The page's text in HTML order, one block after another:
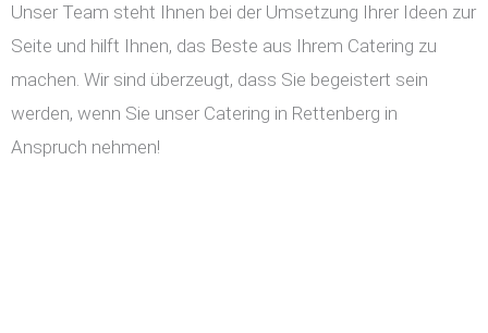
Unser Team steht Ihnen bei der Umsetzung Ihrer Ideen zur
Seite und hilft Ihnen, das Beste aus Ihrem Catering zu
machen. Wir sind überzeugt, dass Sie begeistert sein
werden, wenn Sie unser Catering in Rettenberg in
Anspruch nehmen!